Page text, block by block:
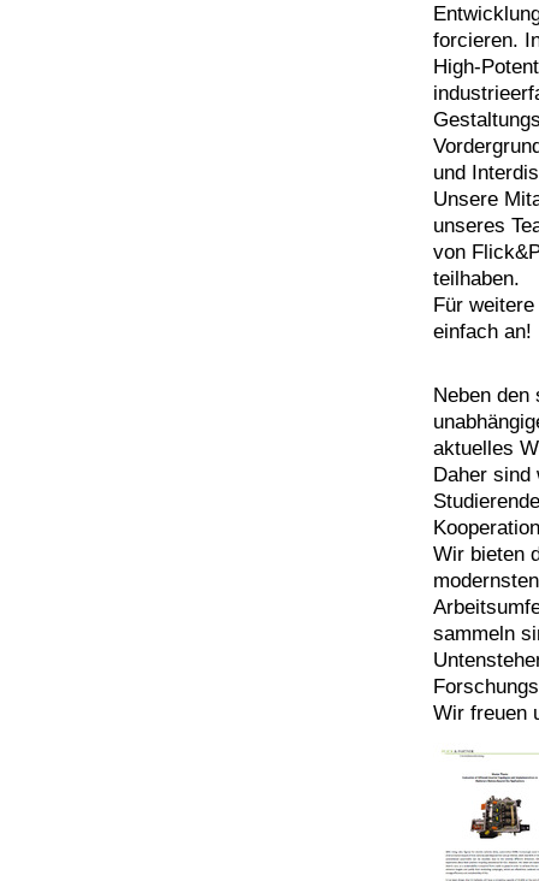
forcieren.
High-
und
Unsere
unseres
von
teilhaben.
Für
einfach an!
Neben
aktuelles
Daher sind
Wir bieten
sammeln
Wir freuen